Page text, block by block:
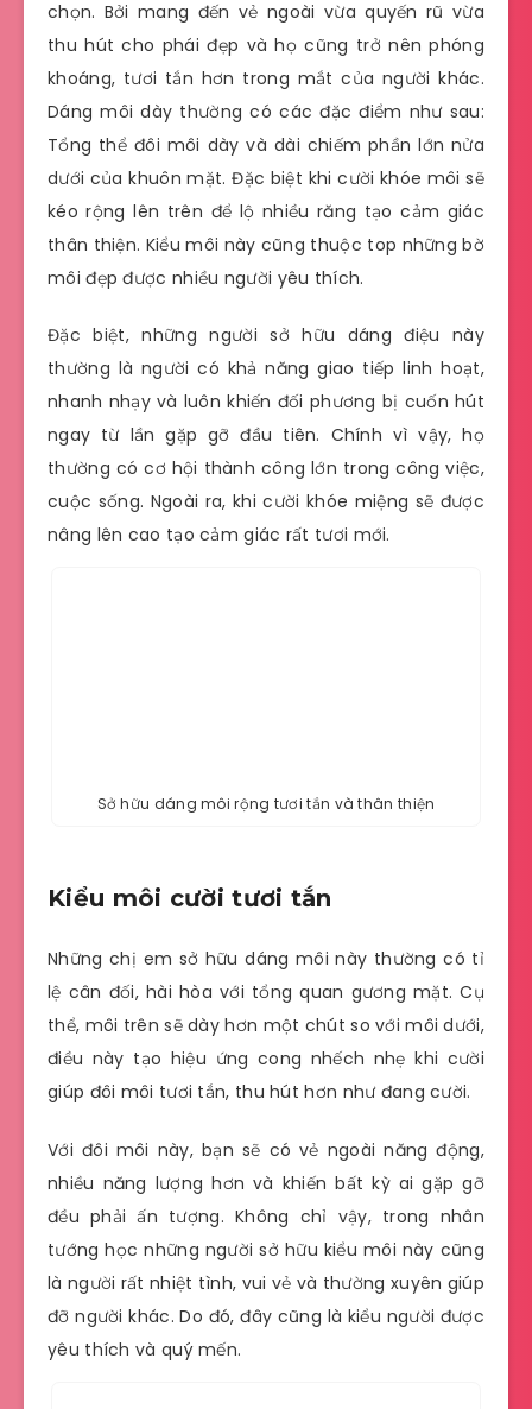
chọn. Bởi mang đến vẻ ngoài vừa quyến rũ vừa
thu hút cho phái đẹp và họ cũng trở nên phóng
khoáng, tươi tắn hơn trong mắt của người khác.
Dáng môi dày thường có các đặc điểm như sau:
Tổng thể đôi môi dày và dài chiếm phần lớn nửa
dưới của khuôn mặt. Đặc biệt khi cười khóe môi sẽ
kéo rộng lên trên để lộ nhiều răng tạo cảm giác
thân thiện. Kiểu môi này cũng thuộc top những bờ
môi đẹp được nhiều người yêu thích.
Đặc biệt, những người sở hữu dáng điệu này
thường là người có khả năng giao tiếp linh hoạt,
nhanh nhạy và luôn khiến đối phương bị cuốn hút
ngay từ lần gặp gỡ đầu tiên. Chính vì vậy, họ
thường có cơ hội thành công lớn trong công việc,
cuộc sống. Ngoài ra, khi cười khóe miệng sẽ được
nâng lên cao tạo cảm giác rất tươi mới.
Sở hữu dáng môi rộng tươi tắn và thân thiện
Kiểu môi cười tươi tắn
Những chị em sở hữu dáng môi này thường có tỉ
lệ cân đối, hài hòa với tổng quan gương mặt. Cụ
thể, môi trên sẽ dày hơn một chút so với môi dưới,
điều này tạo hiệu ứng cong nhếch nhẹ khi cười
giúp đôi môi tươi tắn, thu hút hơn như đang cười.
Với đôi môi này, bạn sẽ có vẻ ngoài năng động,
nhiều năng lượng hơn và khiến bất kỳ ai gặp gỡ
đều phải ấn tượng. Không chỉ vậy, trong nhân
tướng học những người sở hữu kiểu môi này cũng
là người rất nhiệt tình, vui vẻ và thường xuyên giúp
đỡ người khác. Do đó, đây cũng là kiểu người được
yêu thích và quý mến.